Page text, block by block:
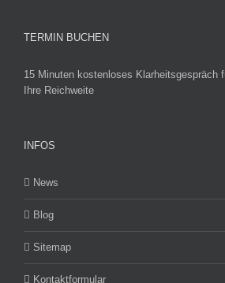
TERMIN BUCHEN
15 Minuten kostenloses Klarheitsgespräch
Ihre Reichweite
INFOS
News
Blog
Sitemap
Kontaktformular